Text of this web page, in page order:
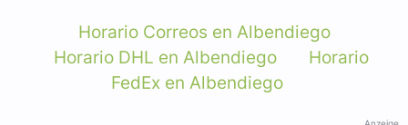
Horario Correos en Albendiego
Horario DHL en Albendiego
Horario
FedEx en Albendiego